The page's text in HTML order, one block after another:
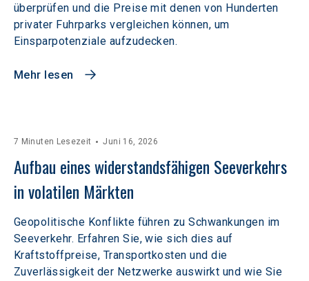
überprüfen und die Preise mit denen von Hunderten
privater Fuhrparks vergleichen können, um
Einsparpotenziale aufzudecken.
Mehr lesen
7 Minuten Lesezeit Juni 16, 2026
Aufbau eines widerstandsfähigen Seeverkehrs
in volatilen Märkten
Geopolitische Konflikte führen zu Schwankungen im
Seeverkehr. Erfahren Sie, wie sich dies auf
Kraftstoffpreise, Transportkosten und die
Zuverlässigkeit der Netzwerke auswirkt und wie Sie